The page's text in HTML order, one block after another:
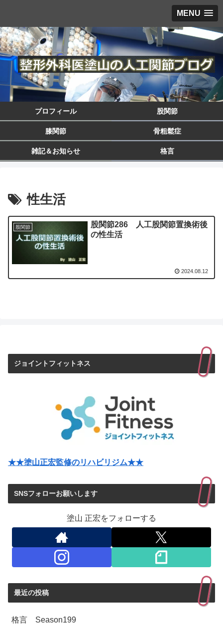
MENU
プロフィール 股関節
膝関節 骨粗鬆症
雑記＆お知らせ 格言
性生活
股関節
股関節286 人工股関節置換術後
の性生活
2024.08.12
ジョイントフィットネス
★★塗山正宏監修のリハビリジム★★
SNSフォローお願いします
塗山 正宏をフォローする
最近の投稿
格言 Season199